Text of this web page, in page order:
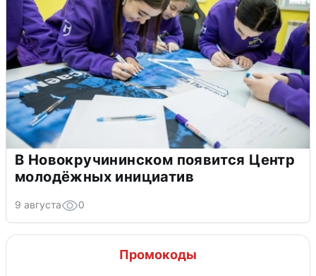
В Новокручининском появится Центр
молодёжных инициатив
9 августа 0
Промокоды